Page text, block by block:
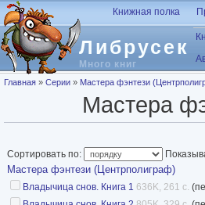
Перейти к основному содержанию
Либрусек
Много книг
Книжная полка
Вы здесь
Главная » Серии » Мастера фэнтези
Мастера
Сортировать по:
Мастера фэнтези (Центрполиграф)
Владычица снов. Книга 1 636K, 261 с.